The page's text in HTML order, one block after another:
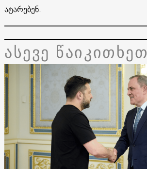
ატარებენ.
ასევე წაიკითხეთ